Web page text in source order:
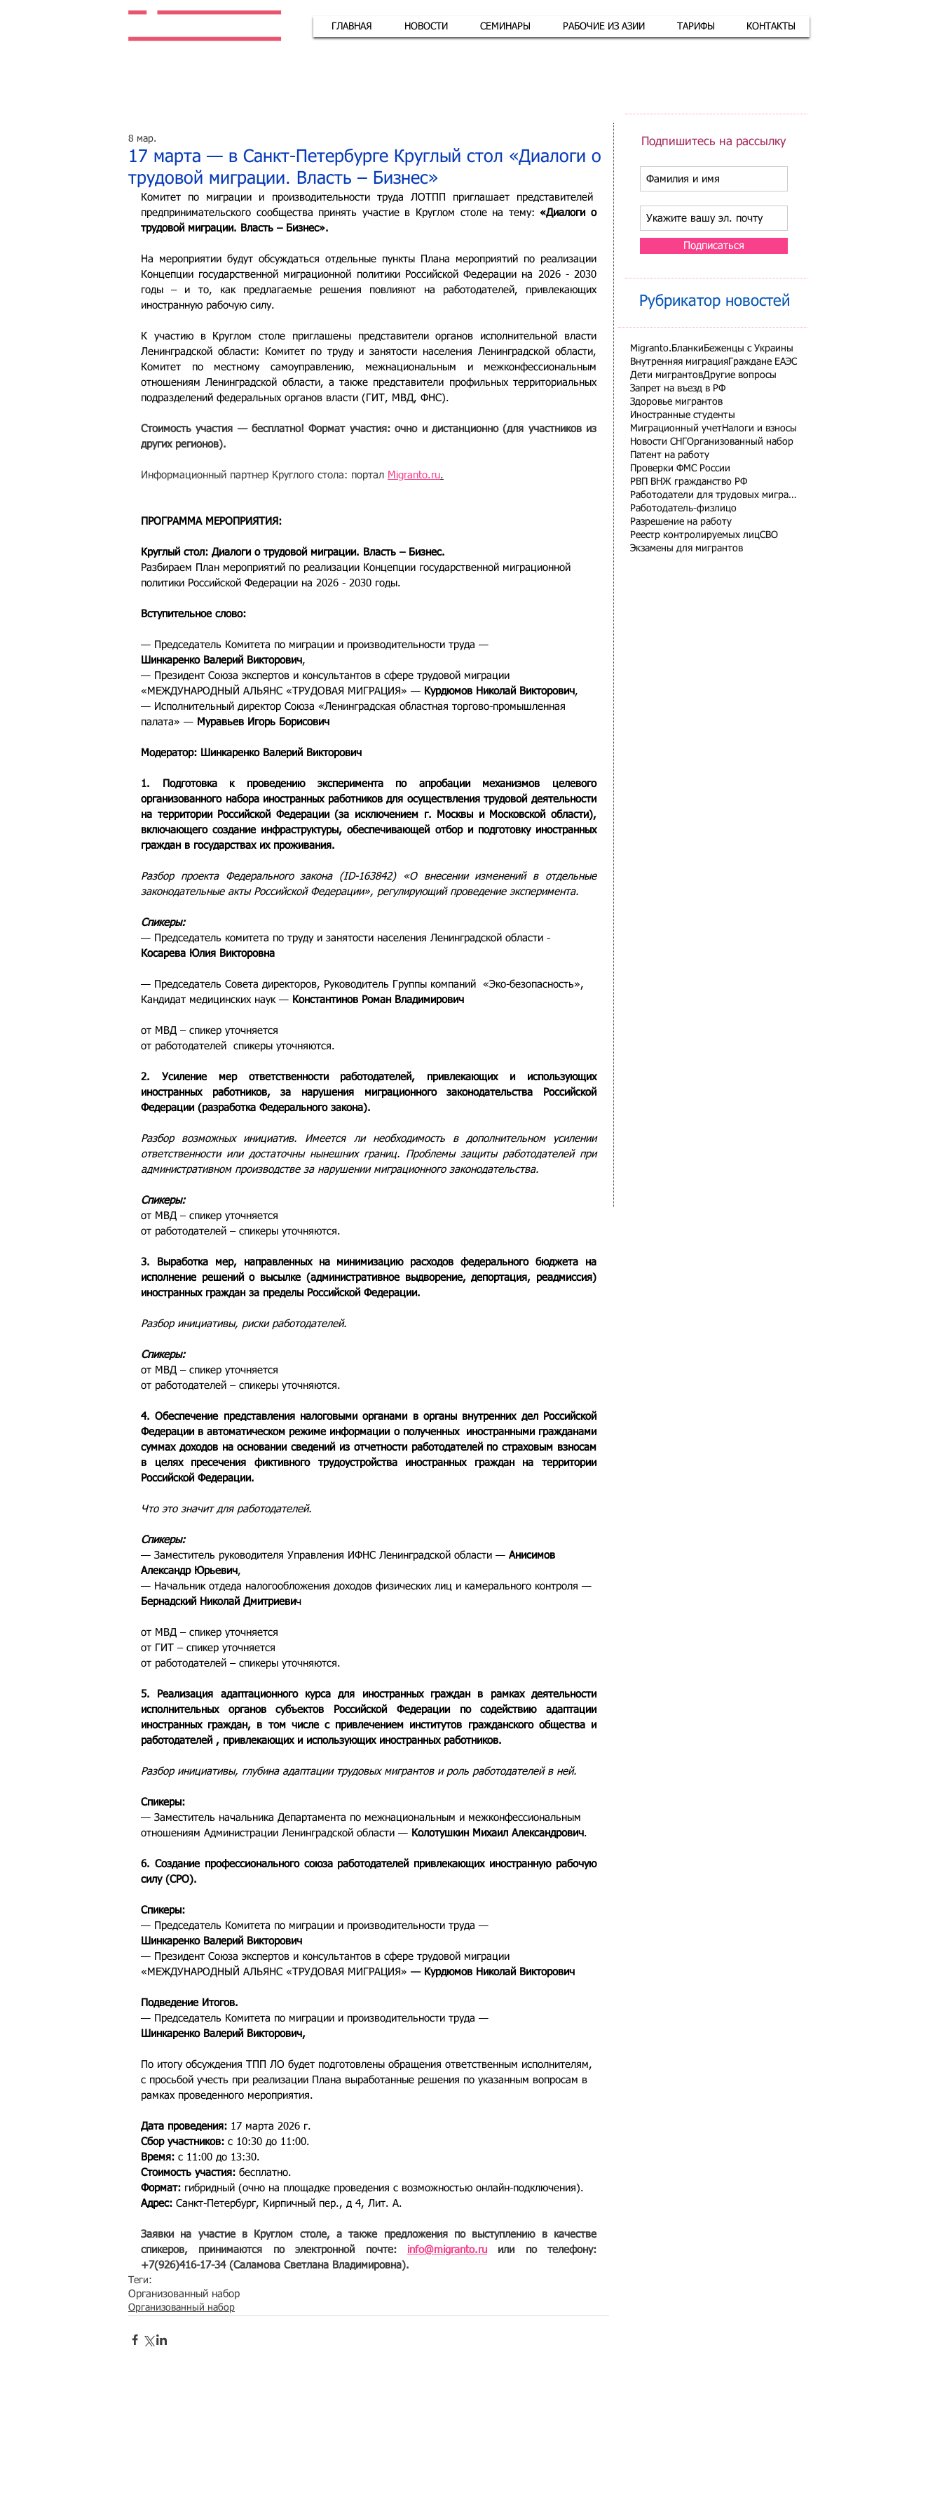
ГЛАВНАЯ НОВОСТИ СЕМИНАРЫ РАБОЧИЕ ИЗ АЗИИ ТАРИФЫ КОНТАКТЫ
17 марта — в Санкт-Петербурге Круглый стол «Диалоги о
трудовой миграции. Власть – Бизнес»
8 мар.
Комитет по миграции и производительности труда ЛОТПП приглашает представителей
предпринимательского сообщества принять участие в Круглом столе на тему: «Диалоги о
трудовой миграции. Власть – Бизнес».
На мероприятии будут обсуждаться отдельные пункты Плана мероприятий по реализации
Концепции государственной миграционной политики Российской Федерации на 2026 - 2030
годы
– и то, как предлагаемые решения повлияют на работодателей, привлекающих
иностранную рабочую силу.
К участию в Круглом столе приглашены представители органов исполнительной власти
Ленинградской области: Комитет по труду и занятости населения Ленинградской области,
Комитет по местному самоуправлению, межнациональным и межконфессиональным
отношениям Ленинградской области, а также представители профильных территориальных
подразделений федеральных органов власти (ГИТ, МВД, ФНС).
Стоимость участия — бесплатно! Формат участия: очно и дистанционно (для участников из
других регионов).
Информационный партнер Круглого стола: портал Migranto.ru.
ПРОГРАММА МЕРОПРИЯТИЯ:
Круглый стол: Диалоги о трудовой миграции. Власть – Бизнес.
Разбираем План мероприятий по реализации Концепции государственной миграционной
политики Российской Федерации на 2026 - 2030 годы.
Вступительное слово:
— Председатель Комитета по миграции и производительности труда —
Шинкаренко Валерий Викторович,
— Президент Союза экспертов и консультантов в сфере трудовой миграции
«МЕЖДУНАРОДНЫЙ АЛЬЯНС «ТРУДОВАЯ МИГРАЦИЯ» — Курдюмов Николай Викторович,
— Исполнительный директор Союза «Ленинградская областная торгово-промышленная
палата» — Муравьев Игорь Борисович
Модератор: Шинкаренко Валерий Викторович
1. Подготовка к проведению эксперимента по апробации механизмов целевого
организованного набора иностранных работников для осуществления трудовой деятельности
на территории Российской Федерации (за исключением г. Москвы и Московской области),
включающего создание инфраструктуры, обеспечивающей отбор и подготовку иностранных
граждан в государствах их проживания.
Разбор проекта Федерального закона (ID-163842) «О внесении изменений в отдельные
законодательные акты Российской Федерации», регулирующий проведение эксперимента.
Спикеры:
— Председатель комитета по труду и занятости населения Ленинградской области -
Косарева Юлия Викторовна
— Председатель Совета директоров, Руководитель Группы компаний  «Эко-безопасность»,
Кандидат медицинских наук — Константинов Роман Владимирович
от МВД – спикер уточняется
от работодателей  спикеры уточняются.
2. Усиление мер ответственности работодателей, привлекающих и использующих
иностранных работников, за нарушения миграционного законодательства Российской
Федерации (разработка Федерального закона).
Разбор возможных инициатив. Имеется ли необходимость в дополнительном усилении
ответственности или достаточны нынешних границ. Проблемы защиты работодателей при
административном производстве за нарушении миграционного законодательства.
Спикеры:
от МВД – спикер уточняется
от работодателей – спикеры уточняются.
3. Выработка мер, направленных на минимизацию расходов федерального бюджета на
исполнение решений о высылке (административное выдворение, депортация, реадмиссия)
иностранных граждан за пределы Российской Федерации.
Разбор инициативы, риски работодателей.
Спикеры:
от МВД – спикер уточняется
от работодателей – спикеры уточняются.
4. Обеспечение представления налоговыми органами в органы внутренних дел Российской
Федерации в автоматическом режиме информации о полученных  иностранными гражданами
суммах доходов на основании сведений из отчетности работодателей по страховым взносам
в целях пресечения фиктивного трудоустройства иностранных граждан на территории
Российской Федерации.
Что это значит для работодателей.
Спикеры:
— Заместитель руководителя Управления ИФНС Ленинградской области — Анисимов
Александр Юрьевич,
— Начальник отдеда налогообложения доходов физических лиц и камерального контроля —
Бернадский Николай Дмитриевич
от МВД – спикер уточняется
от ГИТ – спикер уточняется
от работодателей – спикеры уточняются.
5. Реализация адаптационного курса для иностранных граждан в рамках деятельности
исполнительных органов субъектов Российской Федерации по содействию адаптации
иностранных граждан, в том числе с привлечением институтов гражданского общества и
работодателей , привлекающих и использующих иностранных работников.
Разбор инициативы, глубина адаптации трудовых мигрантов и роль работодателей в ней.
Спикеры:
— Заместитель начальника Департамента по межнациональным и межконфессиональным
отношениям Администрации Ленинградской области — Колотушкин Михаил Александрович.
6. Создание профессионального союза работодателей привлекающих иностранную рабочую
силу (СРО).
Спикеры:
— Председатель Комитета по миграции и производительности труда —
Шинкаренко Валерий Викторович
— Президент Союза экспертов и консультантов в сфере трудовой миграции
«МЕЖДУНАРОДНЫЙ АЛЬЯНС «ТРУДОВАЯ МИГРАЦИЯ» — Курдюмов Николай Викторович
Подведение Итогов.
— Председатель Комитета по миграции и производительности труда —
Шинкаренко Валерий Викторович,
По итогу обсуждения ТПП ЛО будет подготовлены обращения ответственным исполнителям,
с просьбой учесть при реализации Плана выработанные решения по указанным вопросам в
рамках проведенного мероприятия.
Дата проведения: 17 марта 2026 г.
Сбор участников: с 10:30 до 11:00.
Время: с 11:00 до 13:30.
Стоимость участия: бесплатно.
Формат: гибридный (очно на площадке проведения с возможностью онлайн-подключения).
Адрес: Санкт-Петербург, Кирпичный пер., д 4, Лит. А.
Заявки на участие в Круглом столе, а также предложения по выступлению в качестве
спикеров, принимаются по электронной почте: info@migranto.ru или по телефону:
+7(926)416-17-34 (Саламова Светлана Владимировна).
Теги:
Организованный набор
Организованный набор
Подпишитесь на рассылку
Подписаться
Рубрикатор новостей
Migranto.Бланки Беженцы с Украины
Внутренняя миграция Граждане ЕАЭС
Дети мигрантовДругие вопросы
Запрет на въезд в РФ
Здоровье мигрантов
Иностранные студенты
Миграционный учетНалоги и взносы
Новости СНГ Организованный набор
Патент на работу
Проверки ФМС России
РВП ВНЖ гражданство РФ
Работодатели для трудовых мигрантов
Работодатель-физлицо
Разрешение на работу
Реестр контролируемых лицСВО
Экзамены для мигрантов